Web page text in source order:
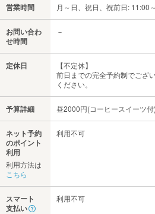
営業時間 月～日、祝日、祝前日: 11:00
お問い合わ
せ時間
－
定休日
【不定休】
前日までの完全予約制でござ
ください。
予算詳細 昼2000円(コーヒースイーツ付)
ネット予約
のポイント
利用
利用方法は
こちら
利用不可
スマート
支払い
利用不可